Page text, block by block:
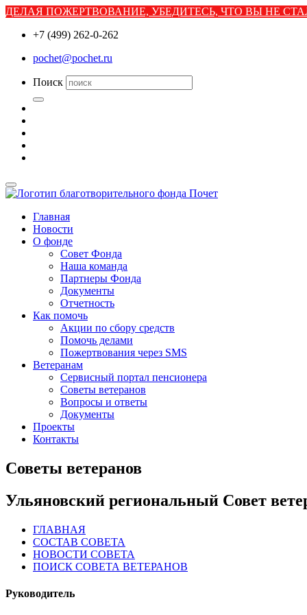
ДЕЛАЯ ПОЖЕРТВОВАНИЕ, УБЕДИТЕСЬ, ЧТО ВЫ НЕ
+7 (499) 262-0-262
pochet@pochet.ru
Поиск
Главная
Новости
О фонде
Совет Фонда
Наша команда
Партнеры Фонда
Документы
Отчетность
Как помочь
Акции по сбору средств
Помочь делами
Пожертвования через SMS
Ветеранам
Сервисный портал пенсионера
Советы ветеранов
Вопросы и ответы
Документы
Проекты
Контакты
Советы ветеранов
Ульяновский региональный Совет
ГЛАВНАЯ
СОСТАВ СОВЕТА
НОВОСТИ СОВЕТА
ПОИСК СОВЕТА ВЕТЕРАНОВ
Руководитель